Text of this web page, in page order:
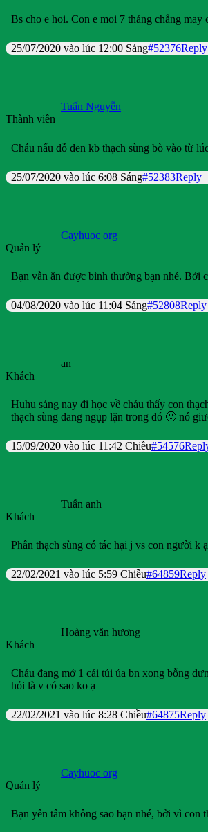
Bs cho e hoi. Con e moi 7 tháng chẳng
25/07/2020 vào lúc 12:00 Sáng#52376Reply
Tuấn Nguyễn
Thành viên
Cháu nấu đỗ đen kb thạch sùng bò vào từ
25/07/2020 vào lúc 6:08 Sáng#52383Reply
Cayhuoc org
Quản lý
Bạn vẫn ăn được bình thường bạn nhé. Bởi
04/08/2020 vào lúc 11:04 Sáng#52808Reply
an
Khách
Huhu sáng nay đi học về cháu thấy con
thạch sùng đang ngụp lặn trong đó 🙂 nó
15/09/2020 vào lúc 11:42 Chiều#54576
Tuấn anh
Khách
Phân thạch sùng có tác hại j vs con người k ạ
22/02/2021 vào lúc 5:59 Chiều#64859Reply
Hoàng văn hương
Khách
Cháu đang mở 1 cái túi ủa bn xong bỗng
hỏi là v có sao ko ạ
22/02/2021 vào lúc 8:28 Chiều#64875Reply
Cayhuoc org
Quản lý
Bạn yên tâm không sao bạn nhé, bởi vì con